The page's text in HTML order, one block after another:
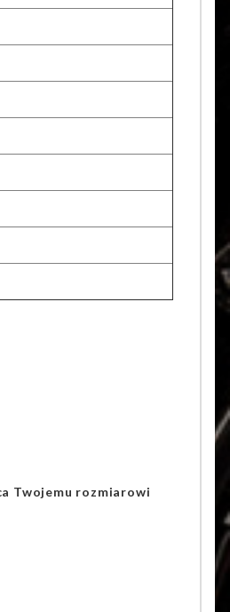
Twojemu rozmiarowi